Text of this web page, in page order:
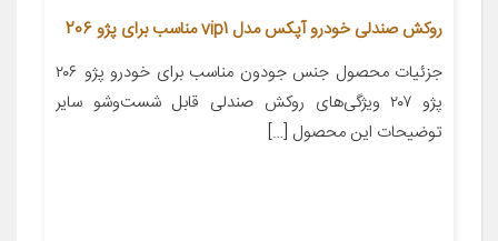
روکش صندلی خودرو آپکس مدل vip1 مناسب برای پژو 206
جزئیات محصول جنس جودون مناسب برای خودرو پژو ۲۰۶
پژو ۲۰۷ ویژگی‌های روکش صندلی قابل شست‌وشو سایر
توضیحات این محصول […]